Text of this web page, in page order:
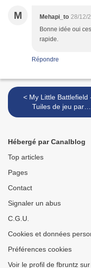
M Mehapi_to 28/12/
Bonne idée oui
rapide.
Répondre
< My Little Battlefield -
Tuiles de jeu par
Madcowchef
Hébergé par Canalblog
Top articles
Pages
Contact
Signaler un abus
C.G.U.
Cookies et données
Préférences cookies
Voir le profil de fbruntz